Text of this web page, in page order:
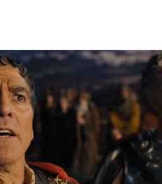
Altrecose
Mondiali calcio 2026